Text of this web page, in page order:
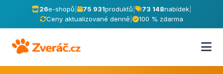
26e-shopů 75 931produktů 73 148nabídek|
Ceny aktualizované denně
100 % zdarma